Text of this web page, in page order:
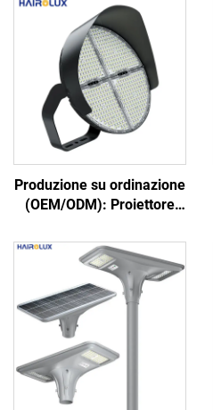
Produzione su ordinazione
(OEM/ODM): Proiettore
W, 600 W, 800 W, 1000 W,
con lente ottica in
alluminio, per esterni,
parcheggi e campi da